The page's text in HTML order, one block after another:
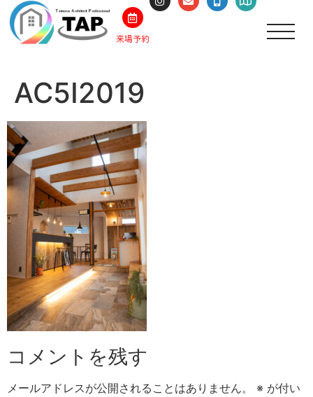
来場予約
AC5I2019
コメントを残す
メールアドレスが公開されることはありません。 ※ が付い